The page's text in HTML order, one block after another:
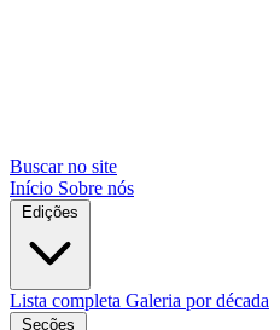
Buscar no site
Início Sobre nós
Edições
Lista completa Galeria por década
Seções